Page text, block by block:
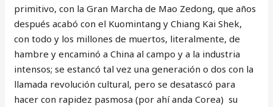
primitivo, con la Gran Marcha de Mao Zedong, que años
después acabó con el Kuomintang y Chiang Kai Shek,
con todo y los millones de muertos, literalmente, de
hambre y encaminó a China al campo y a la industria
intensos; se estancó tal vez una generación o dos con la
llamada revolución cultural, pero se desatascó para
hacer con rapidez pasmosa (por ahí anda Corea) su